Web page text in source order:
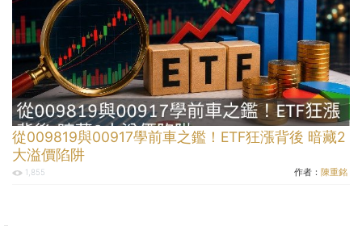
從009819與00917學前車之鑑！ETF狂漲背後 暗藏2
大溢價陷阱
1,855 作者： 陳重銘